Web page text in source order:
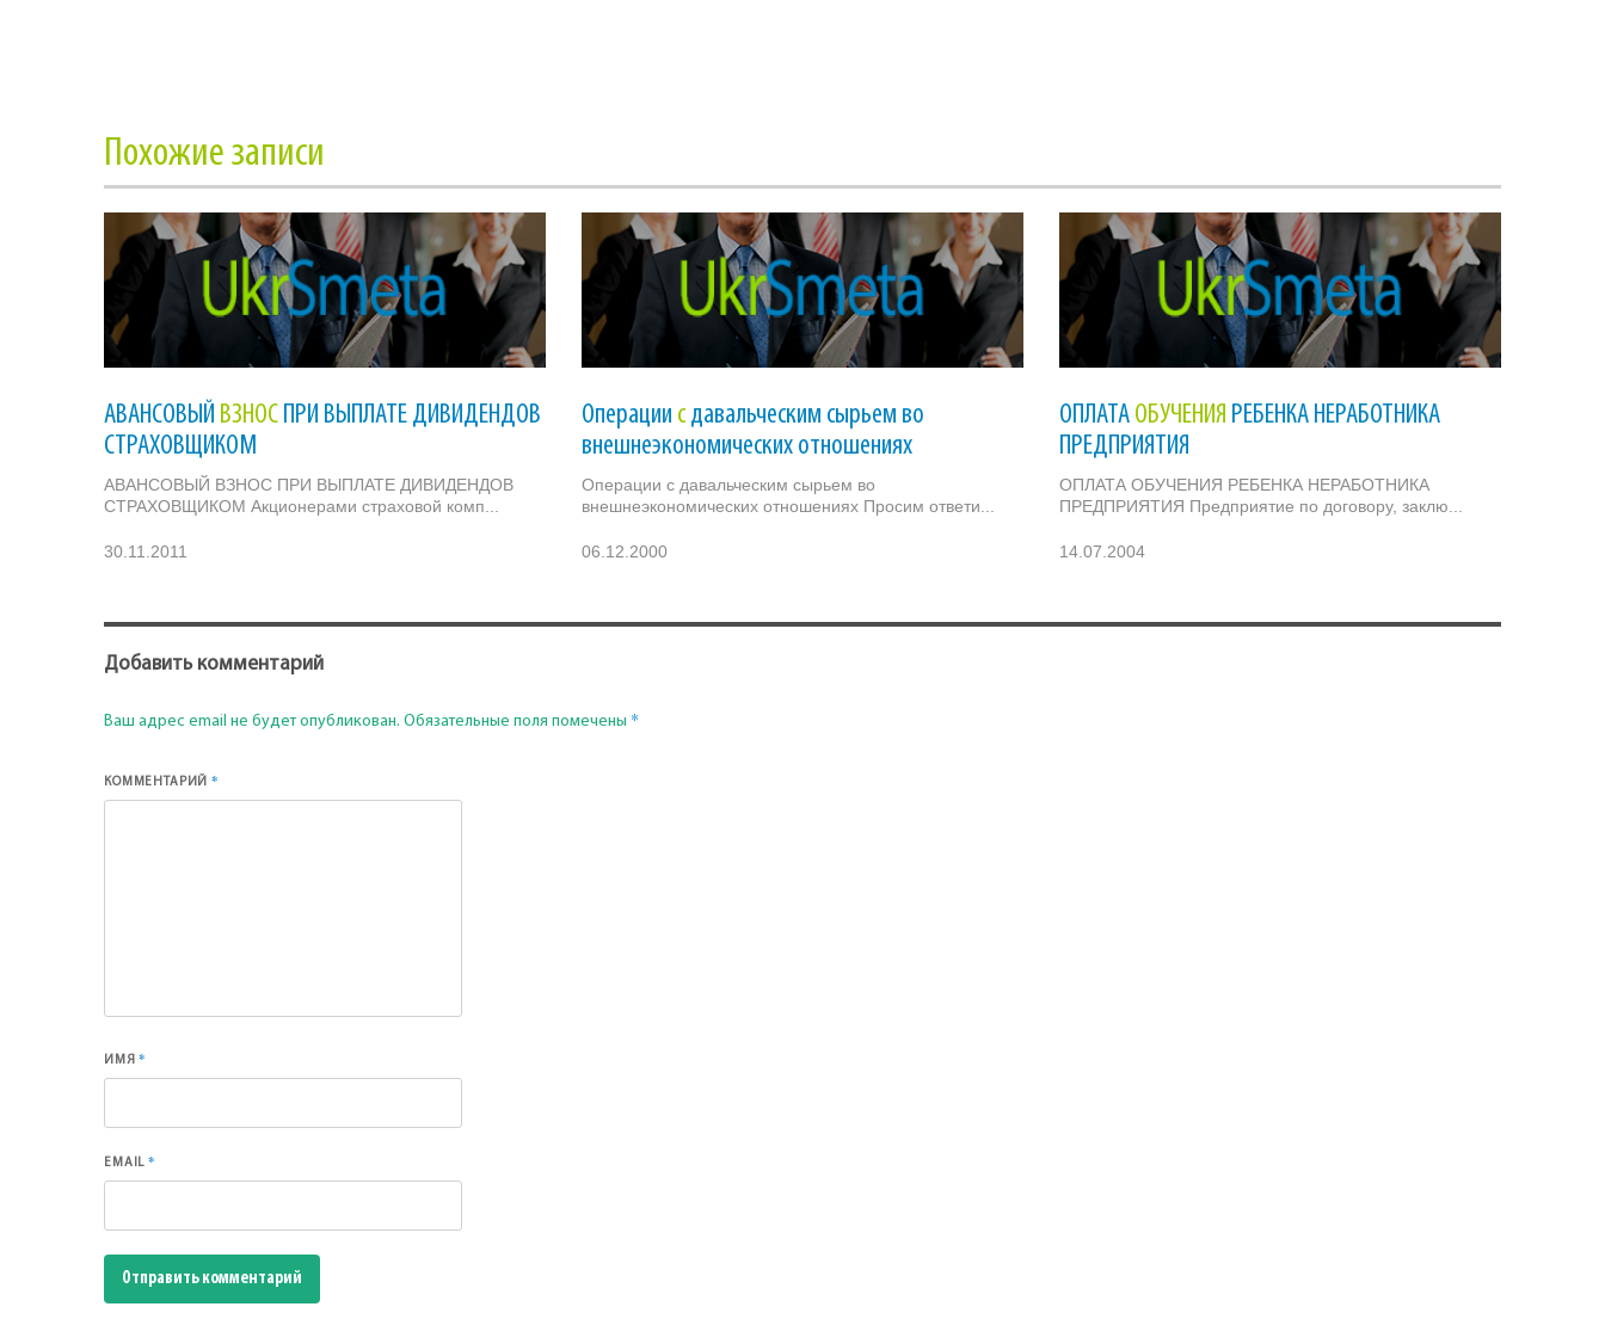
Похожие записи
АВАНСОВЫЙ ВЗНОС ПРИ ВЫПЛАТЕ ДИВИДЕНДОВ
СТРАХОВЩИКОМ
АВАНСОВЫЙ ВЗНОС ПРИ ВЫПЛАТЕ ДИВИДЕНДОВ
СТРАХОВЩИКОМ Акционерами страховой комп...
30.11.2011
Операции сдавальческим сырьем во
внешнеэкономических отношениях
Операции с давальческим сырьем во
внешнеэкономических отношениях Просим ответи...
06.12.2000
ОПЛАТА ОБУЧЕНИЯ РЕБЕНКА НЕРАБОТНИКА
ПРЕДПРИЯТИЯ
ОПЛАТА ОБУЧЕНИЯ РЕБЕНКА НЕРАБОТНИКА
ПРЕДПРИЯТИЯ Предприятие по договору, заклю...
14.07.2004
Добавить комментарий
Ваш адрес email не будет опубликован. Обязательные поля помечены *
КОММЕНТАРИЙ*
ИМЯ*
EMAIL*